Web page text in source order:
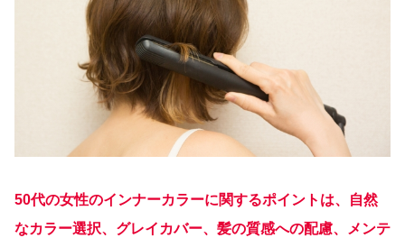
50代の女性のインナーカラーに関するポイントは、自然
なカラー選択、グレイカバー、髪の質感への配慮、メンテ